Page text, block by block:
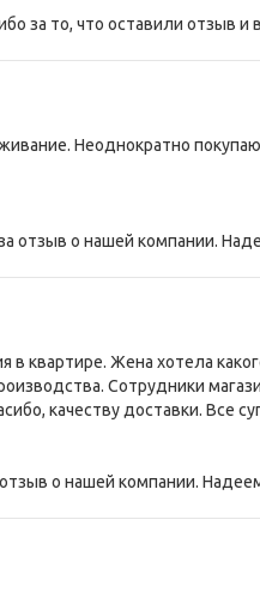
за то, что оставили отзыв и
Неоднократно
отзыв о нашей компании.
квартире. Жена хотела
Сотрудники
качеству доставки. Все
о нашей компании.